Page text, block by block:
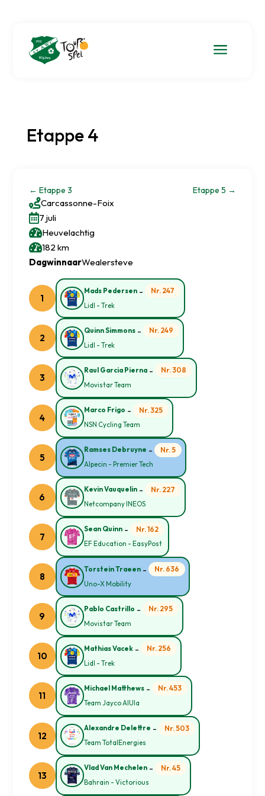
a
Etappe 4
← Etappe 3 Etappe 5 →
Carcassonne-Foix
7 juli
Heuvelachtig
182 km
DagwinnaarWealersteve
1
Mads Pedersen- Nr. 247
Lidl - Trek
2
Quinn Simmons- Nr. 249
Lidl - Trek
3
Raul Garcia Pierna- Nr. 308
Movistar Team
4
Marco Frigo - Nr. 325
NSN Cycling Team
5
Ramses Debruyne - Nr. 5
Alpecin - Premier Tech
6
Kevin Vauquelin- Nr. 227
Netcompany INEOS
7
Sean Quinn- Nr. 162
EF Education - EasyPost
8
Torstein Traeen- Nr. 636
Uno-X Mobility
9
Pablo Castrillo - Nr. 295
Movistar Team
10
Mathias Vacek- Nr. 256
Lidl - Trek
11
Michael Matthews- Nr. 453
Team Jayco AlUla
12
Alexandre Delettre - Nr. 503
Team TotalEnergies
13
Vlad Van Mechelen- Nr. 45
Bahrain - Victorious